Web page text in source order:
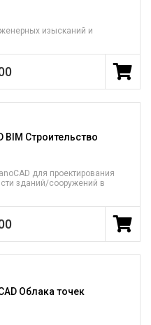
изысканий и
BIM Строительство
для проектирования
зданий/сооружений в
Облака точек